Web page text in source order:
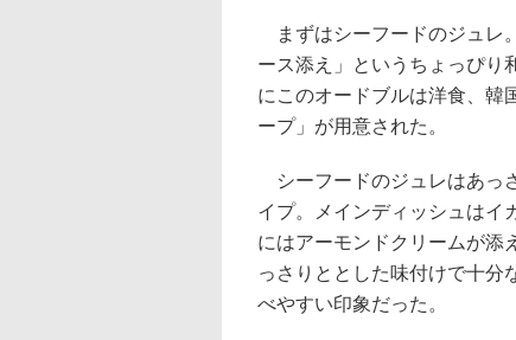
まずはシーフードのジュレ
ース添え」というちょっぴり
にこのオードブルは洋食、韓
ープ」が用意された。
シーフードのジュレはあっ
イプ。メインディッシュはイ
にはアーモンドクリームが添
っさりととした味付けで十分
べやすい印象だった。